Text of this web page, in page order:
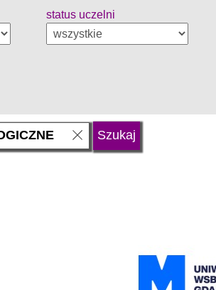
status uczelni